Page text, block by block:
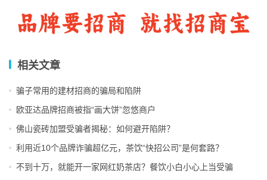
因为潜在建材招商加盟商和投资人对于设备的知识不充分，
所以这就给一些骗子们造成了可乘之机，他们常用的欺骗手
能这台设备里面连一个螺丝都没有进口的，全部都是纯粹的
国产货。如此低买高卖，中间的差价高的会有十几倍。
第二，设备的生产厂家假借加盟店的形式推销商品。
第三，贩售国家明令禁止或者已经被淘汰的设备。因为潜在
相关文章
骗子常用的建材招商的骗局和陷阱
欧亚达品牌招商被指“画大饼”忽悠商户
佛山瓷砖加盟受骗者揭秘：如何避开陷阱？
利用近10个品牌诈骗超亿元，茶饮“快招公司”是何套路？
不到十万，就能开一家网红奶茶店？餐饮小白小心上当受骗